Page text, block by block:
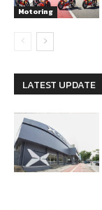
Motoring
LATEST UPDATE